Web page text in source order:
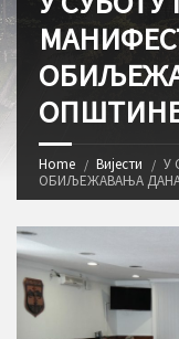
Home Вијести
У
ОБИЉЕЖАВАЊА